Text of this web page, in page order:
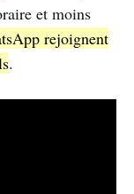
et moins
rejoignent
.